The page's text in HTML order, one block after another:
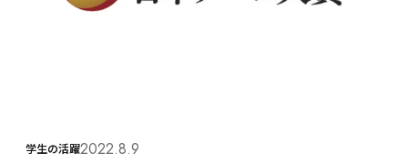
学生の活躍2022.8.9